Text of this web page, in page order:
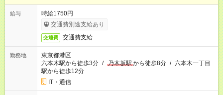
給与
時給1750円
交通費別途支給あり
交通費 交通費支給
勤務地
東京都港区
六本木駅から徒歩3分 / 乃木坂駅から徒歩8分 / 六本木一丁目
駅から徒歩12分
IT・通信